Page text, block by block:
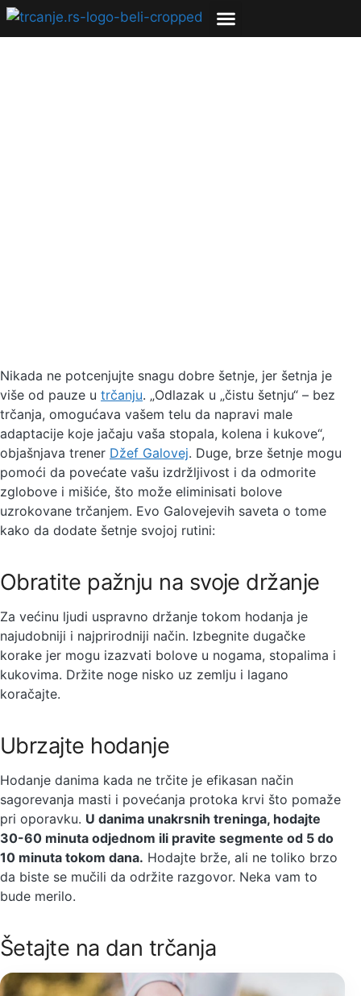
Nikada ne potcenjujte snagu dobre šetnje, jer šetnja je
više od pauze u trčanju. „Odlazak u „čistu šetnju“ – bez
trčanja, omogućava vašem telu da napravi male
adaptacije koje jačaju vaša stopala, kolena i kukove“,
objašnjava trener Džef Galovej. Duge, brze šetnje mogu
pomoći da povećate vašu izdržljivost i da odmorite
zglobove i mišiće, što može eliminisati bolove
uzrokovane trčanjem. Evo Galovejevih saveta o tome
kako da dodate šetnje svojoj rutini:
Obratite pažnju na svoje držanje
Za većinu ljudi uspravno držanje tokom hodanja je
najudobniji i najprirodniji način. Izbegnite dugačke
korake jer mogu izazvati bolove u nogama, stopalima i
kukovima. Držite noge nisko uz zemlju i lagano
koračajte.
Ubrzajte hodanje
Hodanje danima kada ne trčite je efikasan način
sagorevanja masti i povećanja protoka krvi što pomaže
pri oporavku. U danima unakrsnih treninga, hodajte
30-60 minuta odjednom ili pravite segmente od 5 do
10 minuta tokom dana. Hodajte brže, ali ne toliko brzo
da biste se mučili da održite razgovor. Neka vam to
bude merilo.
Šetajte na dan trčanja